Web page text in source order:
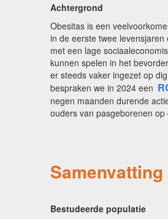
Achtergrond
Obesitas is een
in de eerste twee
met een lage
kunnen spelen in het
er steeds vaker ingezet op
bespraken we in 2024 een
negen maanden durende
ouders van pasgeborenen
Samenvatting
Bestudeerde populatie